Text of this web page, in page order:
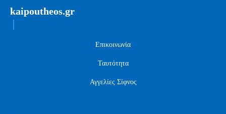
kaipoutheos.gr
Επικοινωνία
Ταυτότητα
Αγγελίες Σίφνος